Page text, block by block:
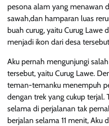
pesona alam yang menawan
sawah,dan hamparan luas
buah curug, yaitu Curug Lawe
menjadi ikon dari desa
Aku pernah mengunjungi
tersebut, yaitu Curug Lawe.
teman-temanku menempuh
dengan trek yang cukup terjal.
selama di perjalanan tak
berjalan selama 11 menit, Aku